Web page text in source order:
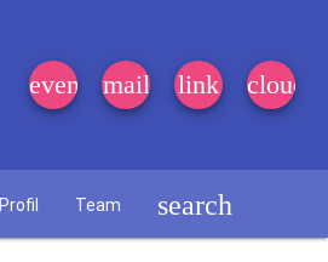
event_note
mail link cloud
Profil Team search